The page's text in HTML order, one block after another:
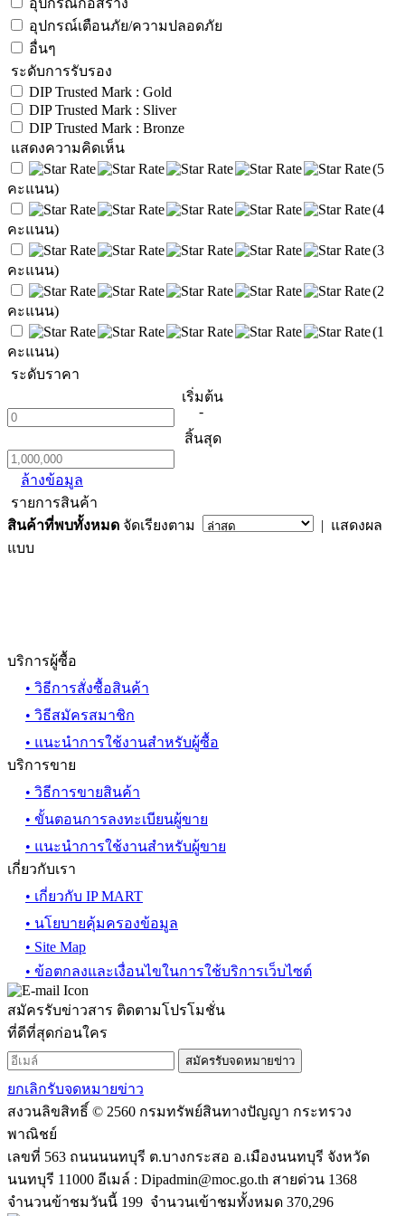
อุปกรณ์ก่อสร้าง
อุปกรณ์เตือนภัย/ความปลอดภัย
อื่นๆ
ระดับการรับรอง
DIP Trusted Mark : Gold
DIP Trusted Mark : Sliver
DIP Trusted Mark : Bronze
แสดงความคิดเห็น
(5
คะแนน)
(4
คะแนน)
(3
คะแนน)
(2
คะแนน)
(1
คะแนน)
ระดับราคา
เริ่มต้น
สิ้นสุด
-
ล้างข้อมูล
รายการสินค้า
สินค้าที่พบทั้งหมด จัดเรียงตาม
| แสดงผล
แบบ
บริการผู้ซื้อ
• วิธีการสั่งซื้อสินค้า
• วิธีสมัครสมาชิก
• แนะนำการใช้งานสำหรับผู้ซื้อ
บริการขาย
• วิธีการขายสินค้า
• ขั้นตอนการลงทะเบียนผู้ขาย
• แนะนำการใช้งานสำหรับผู้ขาย
เกี่ยวกับเรา
• เกี่ยวกับ IP MART
• นโยบายคุ้มครองข้อมูล
• Site Map
• ข้อตกลงและเงื่อนไขในการใช้บริการเว็บไซต์
สมัครรับข่าวสาร ติดตามโปรโมชั่น
ที่ดีที่สุดก่อนใคร
สมัครรับจดหมายข่าว
ยกเลิกรับจดหมายข่าว
สงวนลิขสิทธิ์ © 2560 กรมทรัพย์สินทางปัญญา กระทรวง
พาณิชย์
เลขที่ 563 ถนนนนทบุรี ต.บางกระสอ อ.เมืองนนทบุรี จังหวัด
นนทบุรี 11000 อีเมล์ : Dipadmin@moc.go.th สายด่วน 1368
จำนวนข้าชมวันนี้ 199 จำนวนเข้าชมทั้งหมด 370,296